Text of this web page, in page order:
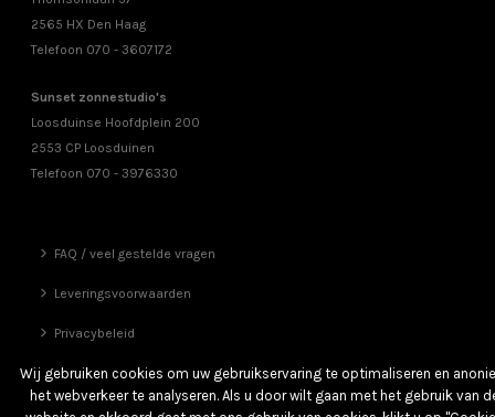
2565 HX Den Haag
Telefoon 070 - 3607172
Sunset zonnestudio's
Loosduinse Hoofdplein 200
2553 CP Loosduinen
Telefoon 070 - 3976330
FAQ / veel gestelde vragen
Leveringsvoorwaarden
Privacybeleid
Vrienden
Wij gebruiken cookies om uw gebruikservaring te optimaliseren en
het webverkeer te analyseren. Als u door wilt gaan met het gebruik van